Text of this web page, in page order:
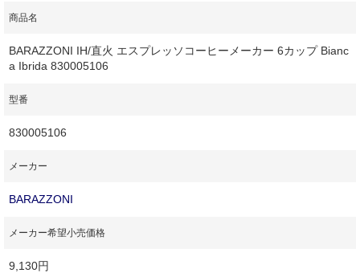
商品名
BARAZZONI IH/直火 エスプレッソコーヒーメーカー 6カップ Bianc
a Ibrida 830005106
型番
830005106
メーカー
BARAZZONI
メーカー希望小売価格
9,130円